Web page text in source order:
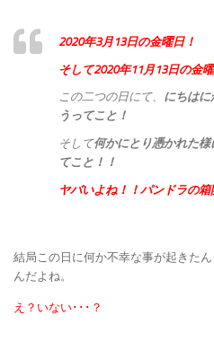
2020年3月13日の金曜日！
そして2020年11月13日の金
この二つの日にて、 にちは
うってこと！
そして何かにとり憑かれた
てこと！！
ヤバいよね！！パンドラの
結局この日に何か不幸な事が起きた
んだよね。
え？いない･･･？